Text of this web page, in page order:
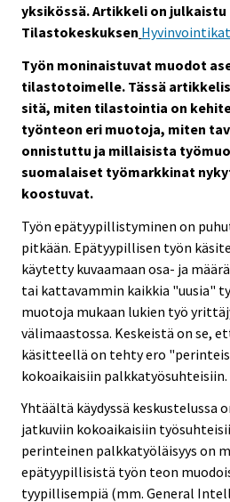
yksikössä. Artikkeli on julkaistu
Tilastokeskuksen
Työn moninaistuvat muodot
tilastotoimelle. Tässä
sitä, miten tilastointia on
työnteon eri muotoja, miten
onnistuttu ja millaisista
suomalaiset työmarkkinat
koostuvat.
Työn epätyypillistyminen on
pitkään. Epätyypillisen työn
käytetty kuvaamaan osa- ja
tai kattavammin kaikkia "uusia"
muotoja mukaan lukien työ
välimaastossa. Keskeistä on se,
käsitteellä on tehty ero
kokoaikaisiin palkkatyösuhteisiin.
Yhtäältä käydyssä keskustelussa
jatkuviin kokoaikaisiin
perinteinen palkkatyöläisyys on
epätyypillisistä työn teon
tyypillisempiä (mm. General